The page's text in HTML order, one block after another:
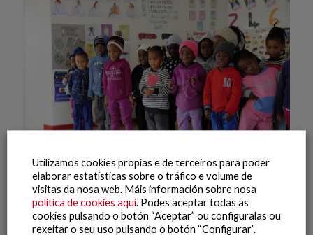
27 April, 2021
Guardería Namibia
Utilizamos cookies propias e de terceiros para poder
elaborar estatísticas sobre o tráfico e volume de
visitas da nosa web. Máis información sobre nosa
política de cookies aquí. Podes aceptar todas as
cookies pulsando o botón “Aceptar” ou configuralas ou
rexeitar o seu uso pulsando o botón “Configurar”.